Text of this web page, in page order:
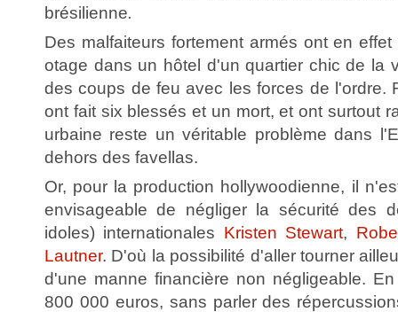
brésilienne.
Des malfaiteurs fortement armés ont en
otage dans un hôtel d'un quartier chic de la
des coups de feu avec les forces de l'ordre.
ont fait six blessés et un mort, et ont surtout
urbaine reste un véritable problème dans
dehors des favellas.
Or, pour la production hollywoodienne, il
envisageable de négliger la sécurité des
idoles) internationales Kristen Stewart,
Lautner. D'où la possibilité d'aller tourner
d'une manne financière non négligeable.
800 000 euros, sans parler des